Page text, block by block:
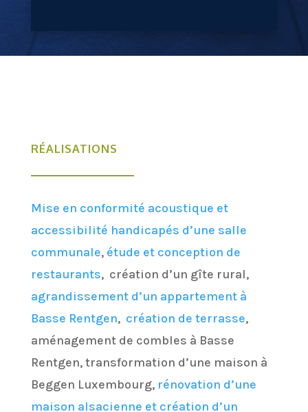
RÉALISATIONS
Mise en conformité acoustique et
accessibilité handicapés d’une salle
communale, étude et conception de
restaurants, création d’un gîte rural,
agrandissement d’un appartement à
Basse Rentgen, création de terrasse,
aménagement de combles à Basse
Rentgen, transformation d’une maison à
Beggen Luxembourg, rénovation d’une
maison alsacienne et création d’un